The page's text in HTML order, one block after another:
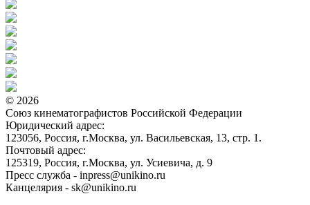
© 2026
Союз кинематографистов Российской Федерации
Юридический адрес:
123056, Россия, г.Москва, ул. Васильевская, 13, стр. 1.
Почтовый адрес:
125319, Россия, г.Москва, ул. Усиевича, д. 9
Пресс служба - inpress@unikino.ru
Канцелярия - sk@unikino.ru